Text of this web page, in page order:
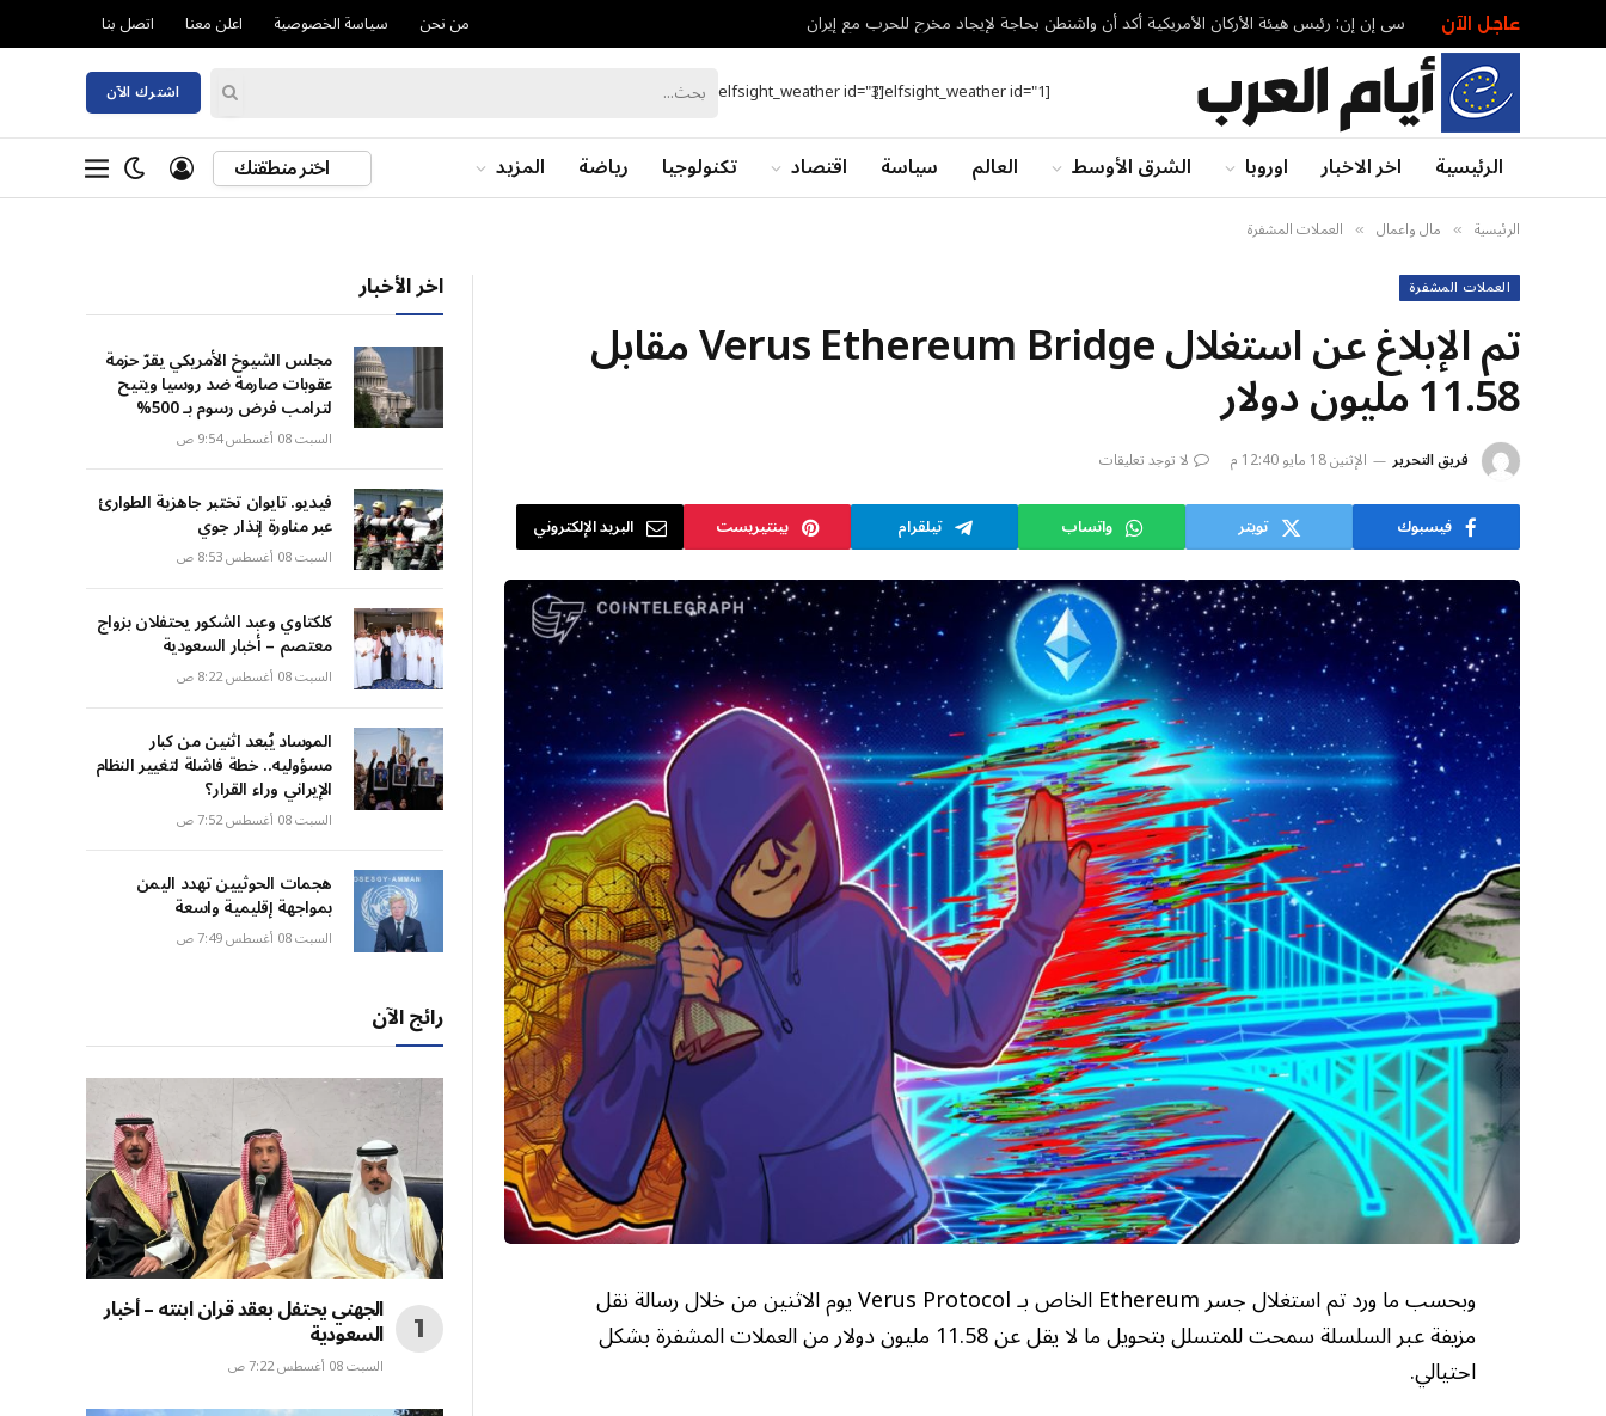
عاجل الآن سي إن إن: رئيس هيئة الأركان الأمريكية أكد أن واشنطن بحاجة لإيجاد مخرج للحرب مع إيران من نحن سياسة الخصوصية اعلن معنا اتصل بنا
[elfsight_weather id="1"]
[elfsight_weather id="3"] اشترك الآن
الرئيسية اخر الاخبار اوروبا الشرق الأوسط العالم سياسة اقتصاد تكنولوجيا رياضة المزيد اختر منطقتك
الرئيسية » مال واعمال » العملات المشفرة
العملات المشفرة
تم الإبلاغ عن استغلال Verus Ethereum Bridge مقابل
11.58 مليون دولار
فريق التحرير الإثنين 18 مايو 12:40 م لا توجد تعليقات
فيسبوك تويتر واتساب تيلقرام بينتيريست البريد الإلكتروني
وبحسب ما ورد تم استغلال جسر Ethereum الخاص بـ Verus Protocol يوم الاثنين من خلال رسالة نقل
مزيفة عبر السلسلة سمحت للمتسلل بتحويل ما لا يقل عن 11.58 مليون دولار من العملات المشفرة بشكل
احتيالي.
اخر الأخبار
مجلس الشيوخ الأمريكي يقرّ حزمة
عقوبات صارمة ضد روسيا ويتيح
لترامب فرض رسوم بـ 500%
السبت 08 أغسطس 9:54 ص
فيديو. تايوان تختبر جاهزية الطوارئ
عبر مناورة إنذار جوي
السبت 08 أغسطس 8:53 ص
كلكتاوي وعبد الشكور يحتفلان بزواج
معتصم – أخبار السعودية
السبت 08 أغسطس 8:22 ص
الموساد يُبعد اثنين من كبار
مسؤوليه.. خطة فاشلة لتغيير النظام
الإيراني وراء القرار؟
السبت 08 أغسطس 7:52 ص
هجمات الحوثيين تهدد اليمن
بمواجهة إقليمية واسعة
السبت 08 أغسطس 7:49 ص
رائج الآن
الجهني يحتفل بعقد قران ابنته – أخبار
السعودية
السبت 08 أغسطس 7:22 ص